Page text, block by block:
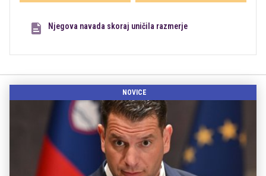
Njegova navada skoraj uničila razmerje
NOVICE